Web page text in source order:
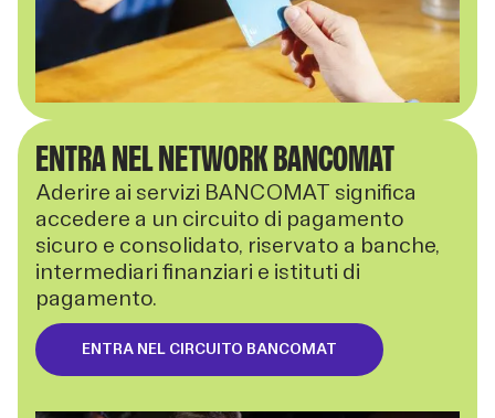
ENTRA NEL NETWORK BANCOMAT
Aderire ai servizi BANCOMAT significa
accedere a un circuito di pagamento
sicuro e consolidato, riservato a banche,
intermediari finanziari e istituti di
pagamento.
ENTRA NEL CIRCUITO BANCOMAT